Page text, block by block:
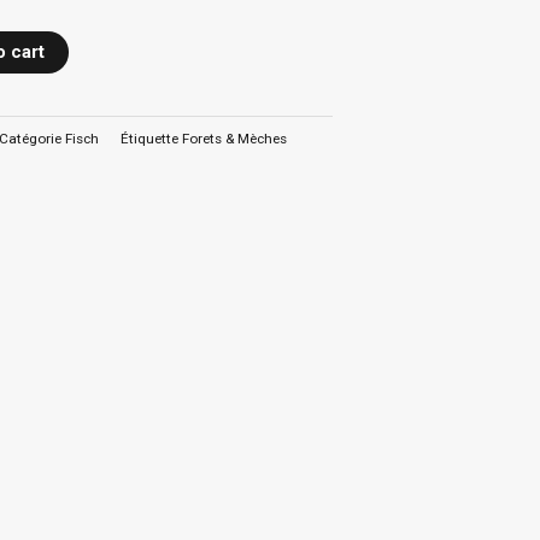
cart
Catégorie Fisch Étiquette Forets & Mèches